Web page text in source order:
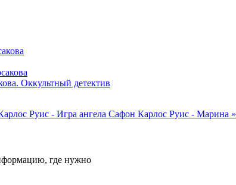
Оккультный детектив
Руис - Игра ангела Сафон Карлос Руис - Марина »
где нужно